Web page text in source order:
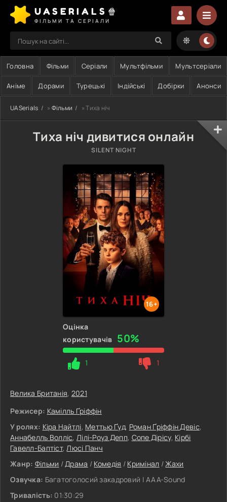
UASERIALS🍿
ФІЛЬМИ ТА СЕРІАЛИ
Головна Фільми Серіали Мультфільми Мультсеріали
Аніме Дорами Турецькі Індійські Добірки Анонси
UASerials » Фільми » Тиха ніч
Тиха ніч дивитися онлайн
SILENT NIGHT
16+
Оцінка
користувачів 50%
1 1
Велика Британія, 2021
Режисер: Камілль Ґріффін
У ролях: Кіра Найтлі, Меттью Ґуд, Роман Ґріффін Девіс,
Аннабелль Волліс,Лілі-Роуз Депп, Сопе Дірісу, Кірбі
Гавелл-Баптіст,Люсі Панч
Жанр: Фільми /Драма / Комедія / Кримінал /Жахи
Озвучка: Багатоголосий закадровий | ААА-Sound
Тривалість: 01:30:29